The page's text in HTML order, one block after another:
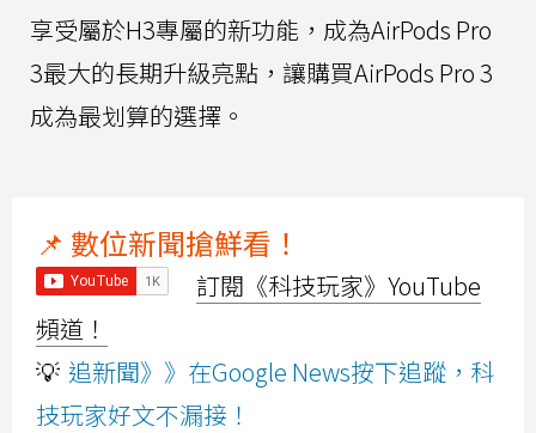
享受屬於H3專屬的新功能，成為AirPods Pro
3最大的長期升級亮點，讓購買AirPods Pro 3
成為最划算的選擇。
📌 數位新聞搶鮮看！
訂閱《科技玩家》YouTube
頻道！
💡 追新聞》》在Google News按下追蹤，科
技玩家好文不漏接！